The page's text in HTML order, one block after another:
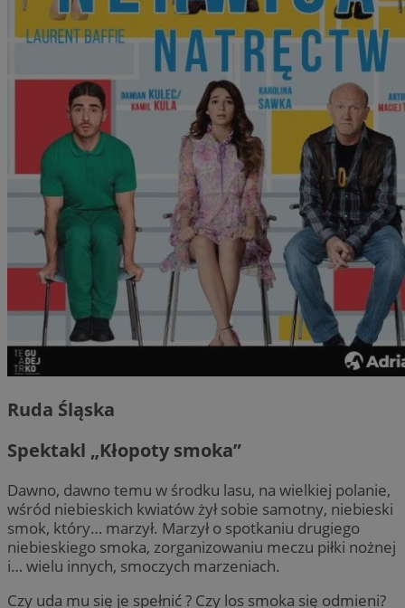
Ruda Śląska
Spektakl „Kłopoty smoka”
Dawno, dawno temu w środku lasu, na wielkiej polanie,
wśród niebieskich kwiatów żył sobie samotny, niebieski
smok, który… marzył. Marzył o spotkaniu drugiego
niebieskiego smoka, zorganizowaniu meczu piłki nożnej
i… wielu innych, smoczych marzeniach.
Czy uda mu się je spełnić ? Czy los smoka się odmieni?